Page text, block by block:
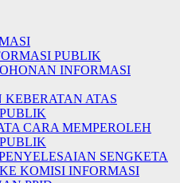
PUBLIK
INFORMASI
KEBERATAN ATAS
CARA MEMPEROLEH
SENGKETA
KOMISI INFORMASI